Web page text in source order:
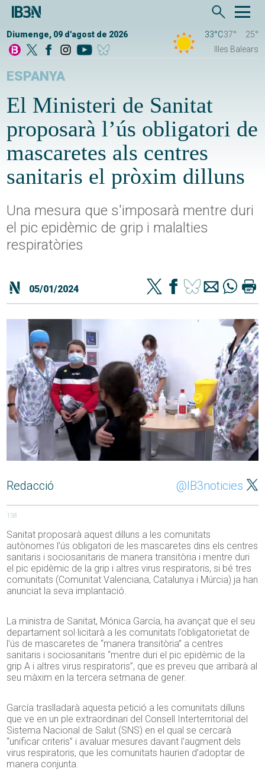
Diumenge, 09 d'agost de 2026 33°C37°
25°
Illes Balears
ESPANYA
El Ministeri de Sanitat
proposarà l’ús obligatori de
mascaretes als centres
sanitaris el pròxim dilluns
Una mesura que s'imposarà mentre duri
el pic epidèmic de grip i malalties
respiratòries
05/01/2024
Redacció @IB3noticies
158
Sanitat proposarà aquest dilluns a les comunitats
autònomes l’ús obligatori de les mascaretes dins els centres
sanitaris i sociosanitaris de manera transitòria i mentre duri
el pic epidèmic de la grip i altres virus respiratoris, si bé tres
comunitats (Comunitat Valenciana, Catalunya i Múrcia) ja han
anunciat la seva implantació.
La ministra de Sanitat, Mónica García, ha avançat que el seu
departament sol·licitarà a les comunitats l’obligatorietat de
l’ús de mascaretes de “manera transitòria” a centres
sanitaris i sociosanitaris “mentre duri el pic epidèmic de la
grip A i altres virus respiratoris”, que es preveu que arribarà al
seu màxim en la tercera setmana de gener.
García traslladarà aquesta petició a les comunitats dilluns
que ve en un ple extraordinari del Consell Interterritorial del
Sistema Nacional de Salut (SNS) en el qual se cercarà
“unificar criteris” i avaluar mesures davant l’augment dels
virus respiratoris, que les comunitats haurien d’adoptar de
manera conjunta.